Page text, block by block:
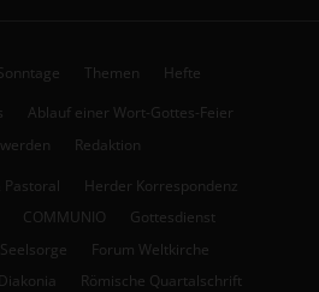
Themen Hefte
Ablauf einer Wort-Gottes-Feier
Redaktion
Pastoral
Herder Korrespondenz
COMMUNIO
Gottesdienst
Forum Weltkirche
Diakonia Römische Quartalschrift